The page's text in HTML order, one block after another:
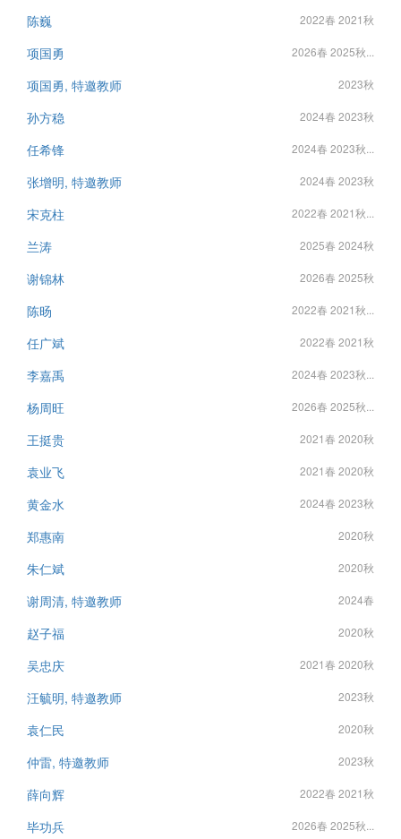
陈巍 2022春 2021秋
项国勇 2026春 2025秋...
项国勇, 特邀教师 2023秋
孙方稳 2024春 2023秋
任希锋 2024春 2023秋...
张增明, 特邀教师 2024春 2023秋
宋克柱 2022春 2021秋...
兰涛 2025春 2024秋
谢锦林 2026春 2025秋
陈旸 2022春 2021秋...
任广斌 2022春 2021秋
李嘉禹 2024春 2023秋...
杨周旺 2026春 2025秋...
王挺贵 2021春 2020秋
袁业飞 2021春 2020秋
黄金水 2024春 2023秋
郑惠南 2020秋
朱仁斌 2020秋
谢周清, 特邀教师 2024春
赵子福 2020秋
吴忠庆 2021春 2020秋
汪毓明, 特邀教师 2023秋
袁仁民 2020秋
仲雷, 特邀教师 2023秋
薛向辉 2022春 2021秋
毕功兵 2026春 2025秋...